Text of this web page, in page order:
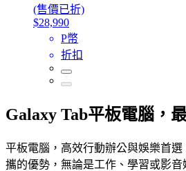
(售價已折)
$28,990
P幣
折扣
Galaxy Tab平板電腦，
平板電腦，高效行動辦公與娛樂首
攜的優勢，無論是工作、學習或影